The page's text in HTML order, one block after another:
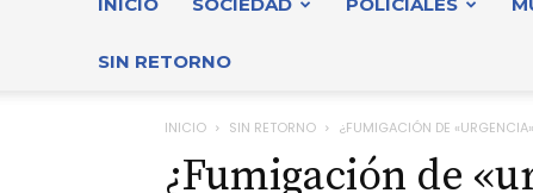
SIN RETORNO
INICIO SIN RETORNO ¿FUMIGACIÓN DE
¿Fumigación de